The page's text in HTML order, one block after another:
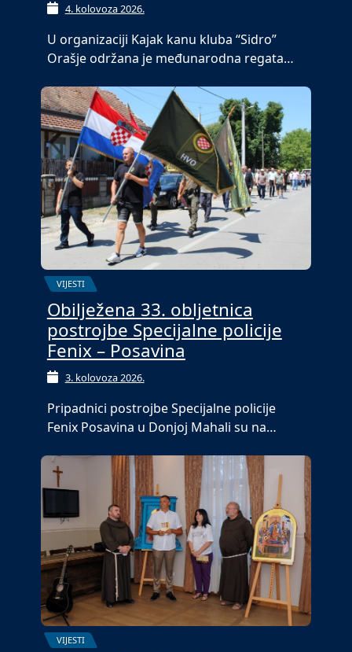
4. kolovoza 2026.
U organizaciji Kajak kanu kluba “Sidro”
Orašje održana je međunarodna regata…
VIJESTI
Obilježena 33. obljetnica
postrojbe Specijalne policije
Fenix – Posavina
3. kolovoza 2026.
Pripadnici postrojbe Specijalne policije
Fenix Posavina u Donjoj Mahali su na…
VIJESTI